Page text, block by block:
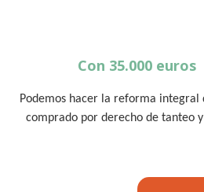
Con 35.000 euros
Podemos hacer la reforma integral
comprado por derecho de tanteo